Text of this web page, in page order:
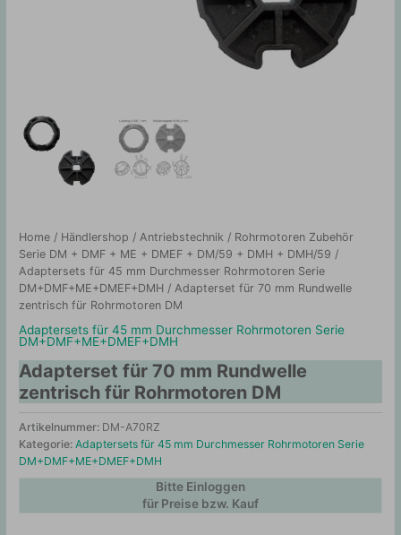
Home / Händlershop / Antriebstechnik / Rohrmotoren Zubehör
Serie DM + DMF + ME + DMEF + DM/59 + DMH + DMH/59 /
Adaptersets für 45 mm Durchmesser Rohrmotoren Serie
DM+DMF+ME+DMEF+DMH / Adapterset für 70 mm Rundwelle
zentrisch für Rohrmotoren DM
Adaptersets für 45 mm Durchmesser Rohrmotoren Serie
DM+DMF+ME+DMEF+DMH
Adapterset für 70 mm Rundwelle
zentrisch für Rohrmotoren DM
Artikelnummer: DM-A70RZ
Kategorie:Adaptersets für 45 mm Durchmesser Rohrmotoren Serie
DM+DMF+ME+DMEF+DMH
Bitte Einloggen
für Preise bzw. Kauf